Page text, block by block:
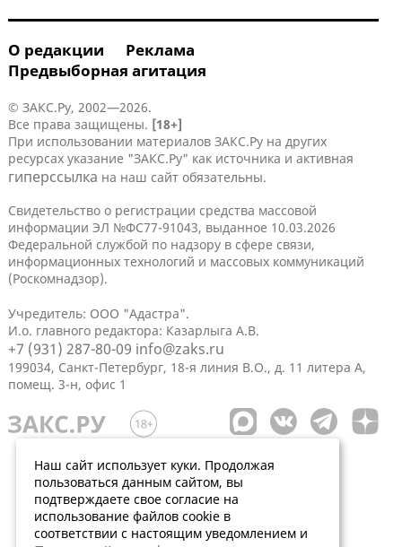
О редакции
Реклама
Предвыборная агитация
© ЗАКС.Ру, 2002—2026.
Все права защищены. [18+]
При использовании материалов ЗАКС.Ру на других
ресурсах указание "ЗАКС.Ру" как источника и активная
гиперссылка на наш сайт обязательны.
Свидетельство о регистрации средства массовой
информации ЭЛ №ФС77-91043, выданное 10.03.2026
Федеральной службой по надзору в сфере связи,
информационных технологий и массовых коммуникаций
(Роскомнадзор).
Учредитель: ООО "Адастра".
И.о. главного редактора: Казарлыга А.В.
+7 (931) 287-80-09 info@zaks.ru
199034, Санкт-Петербург, 18-я линия В.О., д. 11 литера А,
помещ. 3-н, офис 1
Наш сайт использует куки. Продолжая
пользоваться данным сайтом, вы
подтверждаете свое согласие на
использование файлов cookie в
соответствии с настоящим уведомлением и